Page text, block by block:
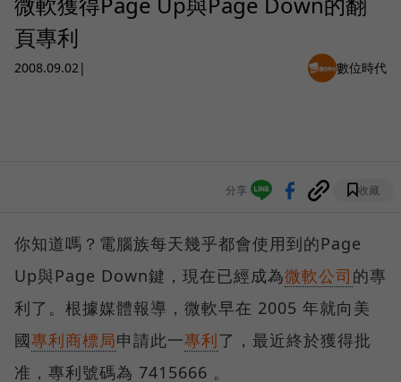
頁專利
2008.09.02| 數位時代
分享 收藏
你知道嗎？電腦族每天幾乎都會使用到的Page
Up與Page Down鍵，現在已經成為微軟公司 的專
利了。根據媒體報導，微軟早在 2005 年就向美
國專利商標局申請此一專利了，最近終於獲得批
准，專利號碼為 7415666 。